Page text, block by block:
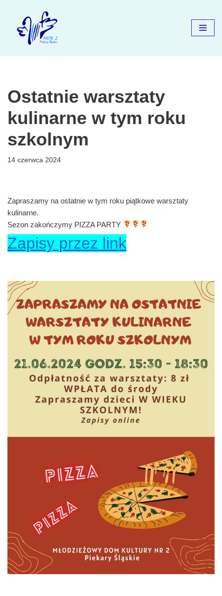
Przejdź
Ostatnie warsztaty
kulinarne w tym roku
szkolnym
14 czerwca 2024
Zapraszamy na ostatnie w tym roku piątkowe warsztaty
kulinarne.
Sezon zakończymy PIZZA PARTY
Zapisy przez link